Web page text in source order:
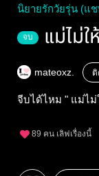
นิยายรักวัยรุ่น (แ
จบ แม่ไม่
mateoxz. ติ
จีบได้ไหม " แม่ไ
89 คน เลิฟเรื่องนี้